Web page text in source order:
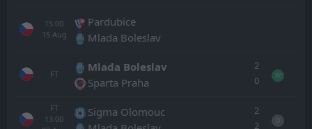
15:00
15 Aug
Pardubice
Mlada Boleslav
FT
Mlada Boleslav
Sparta Praha
2
0
W
FT
13:00
Sigma Olomouc
2
2
D